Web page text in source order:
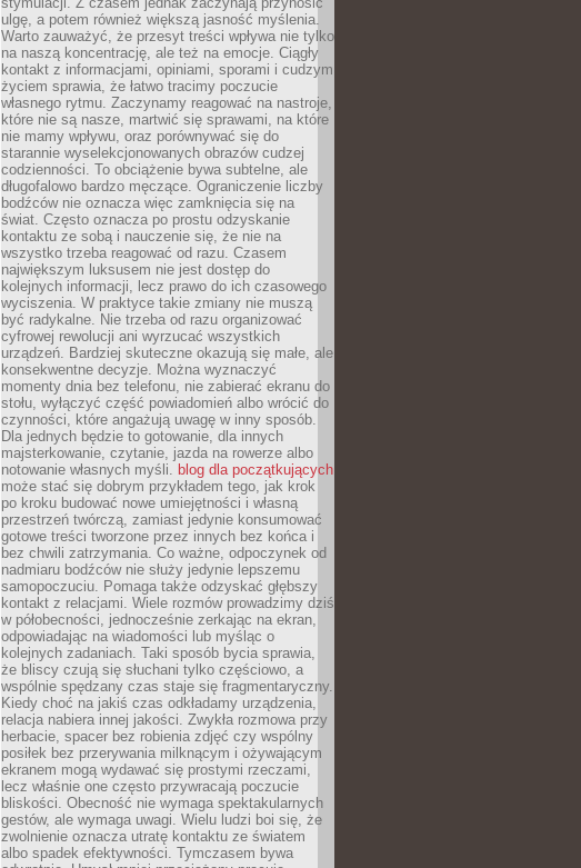
ulgę, a potem również większą jasność myślenia.
Warto zauważyć, że przesyt treści wpływa nie tylko
na naszą koncentrację, ale też na emocje. Ciągły
kontakt z informacjami, opiniami, sporami i cudzym
życiem sprawia, że łatwo tracimy poczucie
własnego rytmu. Zaczynamy reagować na nastroje,
które nie są nasze, martwić się sprawami, na które
nie mamy wpływu, oraz porównywać się do
starannie wyselekcjonowanych obrazów cudzej
codzienności. To obciążenie bywa subtelne, ale
długofalowo bardzo męczące. Ograniczenie liczby
bodźców nie oznacza więc zamknięcia się na
świat. Często oznacza po prostu odzyskanie
kontaktu ze sobą i nauczenie się, że nie na
wszystko trzeba reagować od razu. Czasem
największym luksusem nie jest dostęp do
kolejnych informacji, lecz prawo do ich czasowego
wyciszenia. W praktyce takie zmiany nie muszą
być radykalne. Nie trzeba od razu organizować
cyfrowej rewolucji ani wyrzucać wszystkich
urządzeń. Bardziej skuteczne okazują się małe, ale
konsekwentne decyzje. Można wyznaczyć
momenty dnia bez telefonu, nie zabierać ekranu do
stołu, wyłączyć część powiadomień albo wrócić do
czynności, które angażują uwagę w inny sposób.
Dla jednych będzie to gotowanie, dla innych
majsterkowanie, czytanie, jazda na rowerze albo
notowanie własnych myśli. blog dla początkujących
może stać się dobrym przykładem tego, jak krok
po kroku budować nowe umiejętności i własną
przestrzeń twórczą, zamiast jedynie konsumować
gotowe treści tworzone przez innych bez końca i
bez chwili zatrzymania. Co ważne, odpoczynek od
nadmiaru bodźców nie służy jedynie lepszemu
samopoczuciu. Pomaga także odzyskać głębszy
kontakt z relacjami. Wiele rozmów prowadzimy dziś
w półobecności, jednocześnie zerkając na ekran,
odpowiadając na wiadomości lub myśląc o
kolejnych zadaniach. Taki sposób bycia sprawia,
że bliscy czują się słuchani tylko częściowo, a
wspólnie spędzany czas staje się fragmentaryczny.
Kiedy choć na jakiś czas odkładamy urządzenia,
relacja nabiera innej jakości. Zwykła rozmowa przy
herbacie, spacer bez robienia zdjęć czy wspólny
posiłek bez przerywania milknącym i ożywającym
ekranem mogą wydawać się prostymi rzeczami,
lecz właśnie one często przywracają poczucie
bliskości. Obecność nie wymaga spektakularnych
gestów, ale wymaga uwagi. Wielu ludzi boi się, że
zwolnienie oznacza utratę kontaktu ze światem
albo spadek efektywności. Tymczasem bywa